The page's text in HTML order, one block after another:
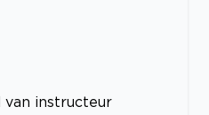
instructeur